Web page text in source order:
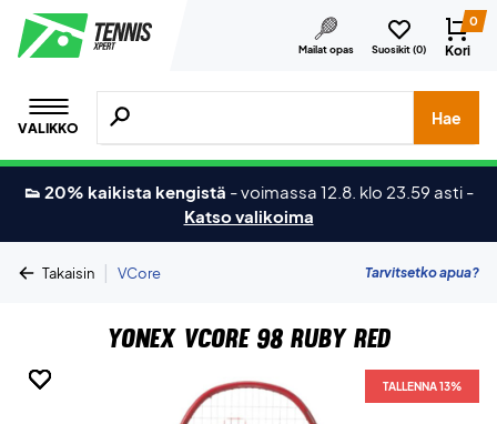
Mailat opas Suosikit (0)
0
Kori
VALIKKO
Hae tuotteita, merkkejä jne.
Hae
👟 20% kaikista kengistä -voimassa 12.8. klo 23.59 asti -
Katso valikoima
Takaisin | VCore Tarvitsetko apua?
Yonex Vcore 98 Ruby Red
TALLENNA 13%
TALLENNA 13%
TALLENNA 13%
TALLENNA 13%
TALLENNA 13%
TALLENNA 13%
TALLENNA 13%